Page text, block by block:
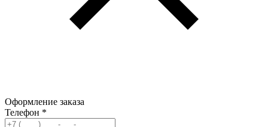
Оформление заказа
Телефон *